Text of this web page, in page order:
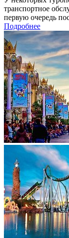
транспортное
первую очередь
Подробнее